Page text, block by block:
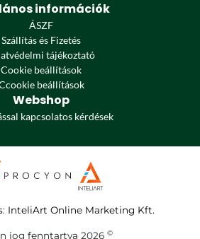
információk
ÁSZF
Szállítás és Fizetés
tájékoztató
Cookie beállítások
beállítások
Webshop
kapcsolatos kérdések
: InteliArt Online Marketing Kft.
jog fenntartva 2026 ©